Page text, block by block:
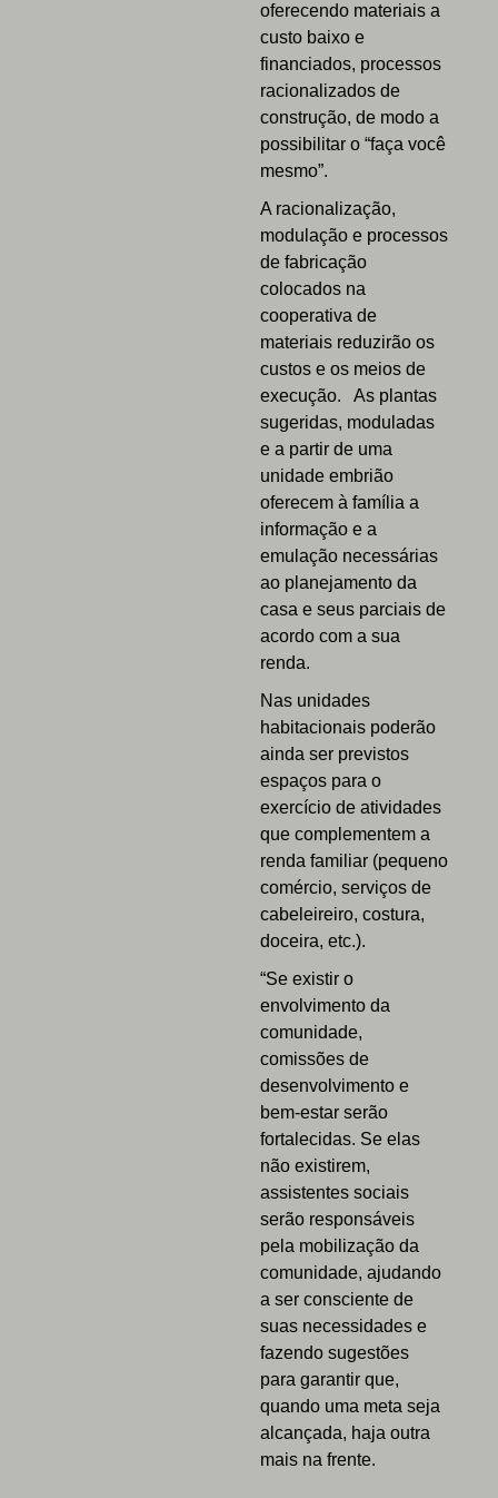
oferecendo materiais a
custo baixo e
financiados, processos
racionalizados de
construção, de modo a
possibilitar o “faça você
mesmo”.
A racionalização,
modulação e processos
de fabricação
colocados na
cooperativa de
materiais reduzirão os
custos e os meios de
execução. As plantas
sugeridas, moduladas
e a partir de uma
unidade embrião
oferecem à família a
informação e a
emulação necessárias
ao planejamento da
casa e seus parciais de
acordo com a sua
renda.
Nas unidades
habitacionais poderão
ainda ser previstos
espaços para o
exercício de atividades
que complementem a
renda familiar (pequeno
comércio, serviços de
cabeleireiro, costura,
doceira, etc.).
“Se existir o
envolvimento da
comunidade,
comissões de
desenvolvimento e
bem-estar serão
fortalecidas. Se elas
não existirem,
assistentes sociais
serão responsáveis
pela mobilização da
comunidade, ajudando
a ser consciente de
suas necessidades e
fazendo sugestões
para garantir que,
quando uma meta seja
alcançada, haja outra
mais na frente.